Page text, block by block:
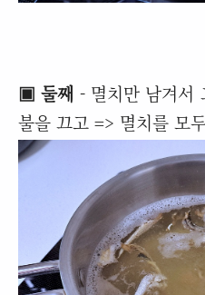
▣ 둘째 - 멸치만 남겨서
불을 끄고 => 멸치를 모